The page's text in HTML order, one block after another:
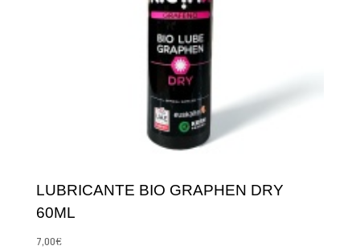
LUBRICANTE BIO GRAPHEN DRY
60ML
7,00€